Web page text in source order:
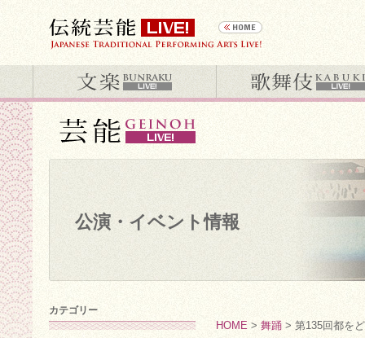
公演・イベント情報
HOME > 舞踊 > 第135回都を
カテゴリー